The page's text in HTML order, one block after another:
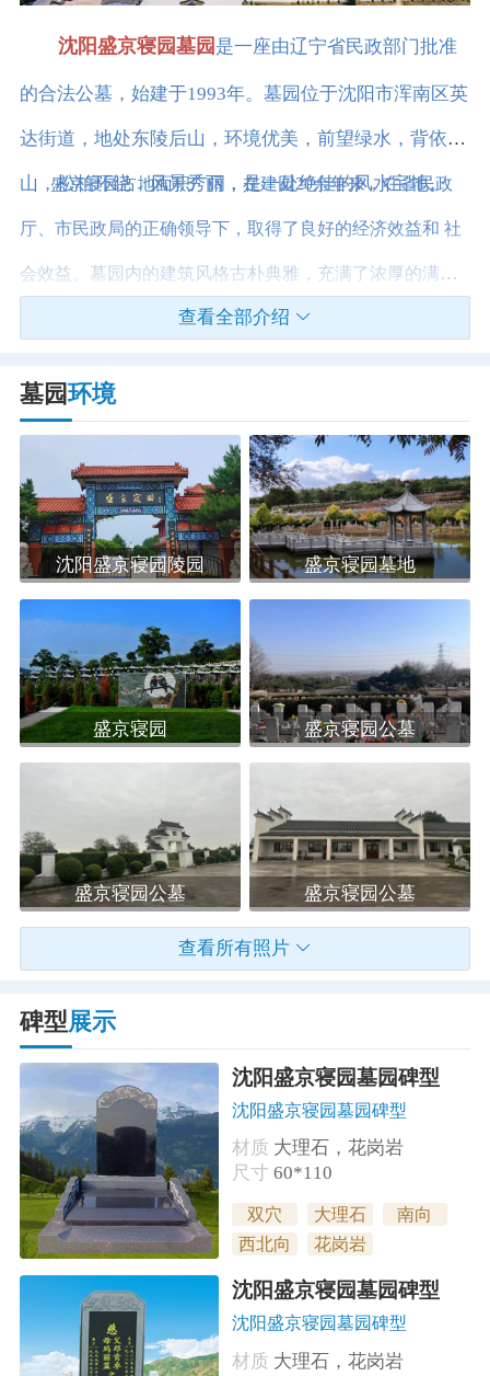
沈阳盛京寝园墓园 是一座由辽宁省民政部门批准
的合法公墓，始建于1993年。墓园位于沈阳市浑南区英
达街道，地处东陵后山，环境优美，前望绿水，背依青
山，松柏环绕，风景秀丽，是一处绝佳的风水宝地。
盛京寝园占地面积广阔，在建园20余年来，在省民政
厅、市民政局的正确领导下，取得了良好的经济效益和 社
会效益。墓园内的建筑风格古朴典雅，充满了浓厚的满族
风情，园区管理者深知墓地不仅仅是一块安息之地，更是
墓园周边交通网络完善，多条公交线路和高速公路交汇
于此，无论是自驾还是公共交通，都能轻松抵达。墓园还
提供了充足的停车位，方便自驾前来的家属停车。是一个
具有深厚文化底蕴和历史意义的地方，适合家属前来祭拜
和缅怀先人。
查看全部介绍
墓园环境
沈阳盛京寝园陵园 盛京寝园墓地
盛京寝园 盛京寝园公墓
盛京寝园公墓 盛京寝园公墓
查看所有照片
碑型展示
沈阳盛京寝园墓园碑型
沈阳盛京寝园墓园碑型
材质 大理石，花岗岩
尺寸60*110
双穴 大理石
南向
西北向
花岗岩
沈阳盛京寝园墓园碑型
沈阳盛京寝园墓园碑型
材质 大理石，花岗岩